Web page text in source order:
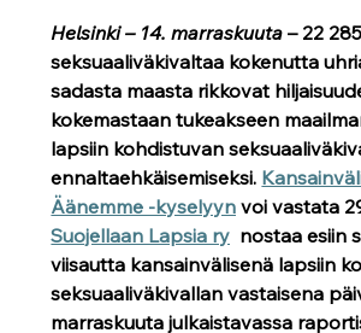
Helsinki – 14. marraskuuta – 22
seksuaaliväkivaltaa kokenutta
sadasta maasta rikkovat
kokemastaan tukeakseen
lapsiin kohdistuvan
ennaltaehkäisemiseksi.
Äänemme -kyselyyn voi vastata
Suojellaan Lapsia ry nostaa esiin
viisautta kansainvälisenä lapsiin
seksuaaliväkivallan vastaisena
marraskuuta julkaistavassa